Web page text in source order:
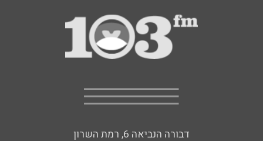
דבורה הנביאה 6, רמת השרון